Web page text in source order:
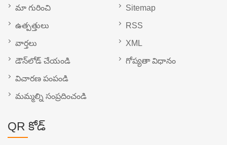
మా గురించి
ఉత్పత్తులు
వార్తలు
డౌన్‌లోడ్ చేయండి
విచారణ పంపండి
మమ్మల్ని సంప్రదించండి
Sitemap
RSS
XML
గోప్యతా విధానం
QR కోడ్